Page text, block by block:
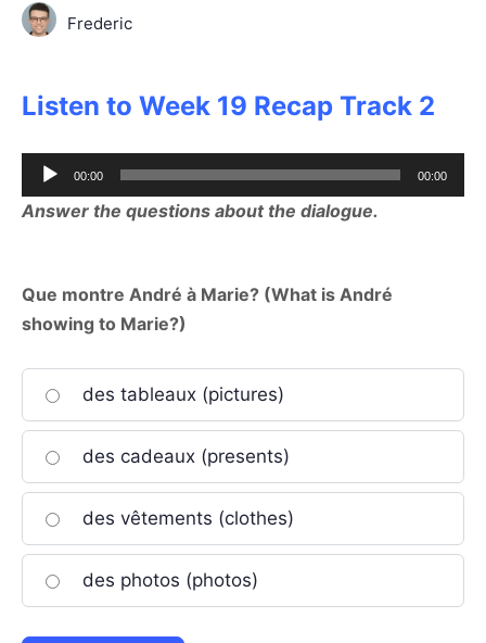
Frederic
Listen to Week 19 Recap Track 2
Audio
Player
00:00 00:00
Answer the questions about the dialogue.
Que montre André à Marie? (What is André
showing to Marie?)
des tableaux (pictures)
des cadeaux (presents)
des vêtements (clothes)
des photos (photos)